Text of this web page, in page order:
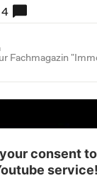
4
Fachmagazin
consent
service!